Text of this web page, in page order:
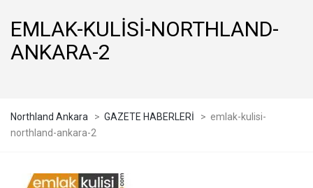
EMLAK-KULISI-NORTHLAND-
ANKARA-2
Northland Ankara > GAZETE HABERLERİ > emlak-kulisi-
northland-ankara-2